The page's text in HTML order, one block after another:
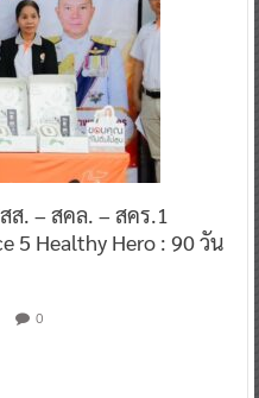
ส. – สคล. – สคร.1
5 Healthy Hero : 90 วัน
0